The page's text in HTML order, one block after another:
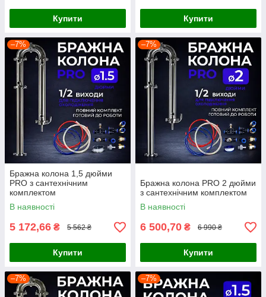
Купити Купити
–7%
Бражна колона 1,5 дюйми
PRO з сантехнічним
комплектом
В наявності
5 172,66 ₴ 5 562 ₴
Купити
–7%
Бражна колона PRO 2 дюйми
з сантехнічним комплектом
В наявності
6 500,70 ₴ 6 990 ₴
Купити
–7% –7%